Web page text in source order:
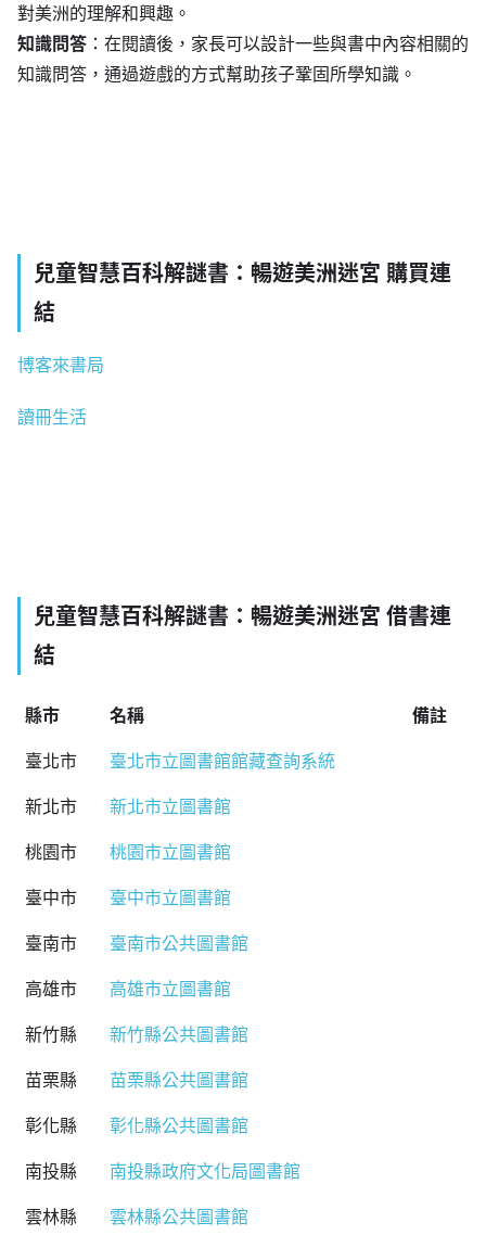
對美洲的理解和興趣。
知識問答 ：在閱讀後，家長可以設計一些與書中內容相關的
知識問答，通過遊戲的方式幫助孩子鞏固所學知識。
兒童智慧百科解謎書：暢遊美洲迷宮 購買連
結
博客來書局
讀冊生活
兒童智慧百科解謎書：暢遊美洲迷宮 借書連
結
縣市 名稱 備註
臺北市 臺北市立圖書館館藏查詢系統
新北市 新北市立圖書館
桃園市 桃園市立圖書館
臺中市 臺中市立圖書館
臺南市 臺南市公共圖書館
高雄市 高雄市立圖書館
新竹縣 新竹縣公共圖書館
苗栗縣 苗栗縣公共圖書館
彰化縣 彰化縣公共圖書館
南投縣 南投縣政府文化局圖書館
雲林縣 雲林縣公共圖書館